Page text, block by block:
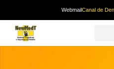
WebmailCanal de